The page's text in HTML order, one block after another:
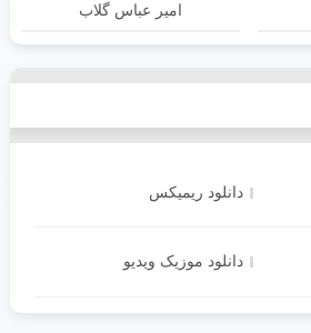
امیر عباس گلاب
دانلود ریمیکس
دانلود موزیک ویدیو